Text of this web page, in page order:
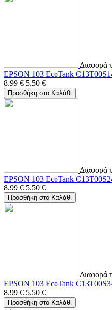
Διαφορά
EPSON 103 EcoTank
8.99 € 5.50 €
Προσθήκη στο Καλάθι
Διαφορά
EPSON 103 EcoTank
8.99 € 5.50 €
Προσθήκη στο Καλάθι
Διαφορά
EPSON 103 EcoTank
8.99 € 5.50 €
Προσθήκη στο Καλάθι